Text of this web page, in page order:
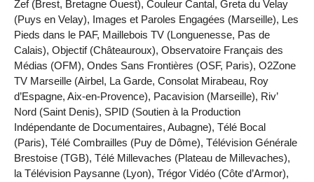
Zef (Brest, Bretagne Ouest), Couleur Cantal, Greta du Velay
(Puys en Velay), Images et Paroles Engagées (Marseille), Les
Pieds dans le PAF, Maillebois TV (Longuenesse, Pas de
Calais), Objectif (Châteauroux), Observatoire Français des
Médias (OFM), Ondes Sans Frontières (OSF, Paris), O2Zone
TV Marseille (Airbel, La Garde, Consolat Mirabeau, Roy
d’Espagne, Aix-en-Provence), Pacavision (Marseille), Riv’
Nord (Saint Denis), SPID (Soutien à la Production
Indépendante de Documentaires, Aubagne), Télé Bocal
(Paris), Télé Combrailles (Puy de Dôme), Télévision Générale
Brestoise (TGB), Télé Millevaches (Plateau de Millevaches),
la Télévision Paysanne (Lyon), Trégor Vidéo (Côte d’Armor),